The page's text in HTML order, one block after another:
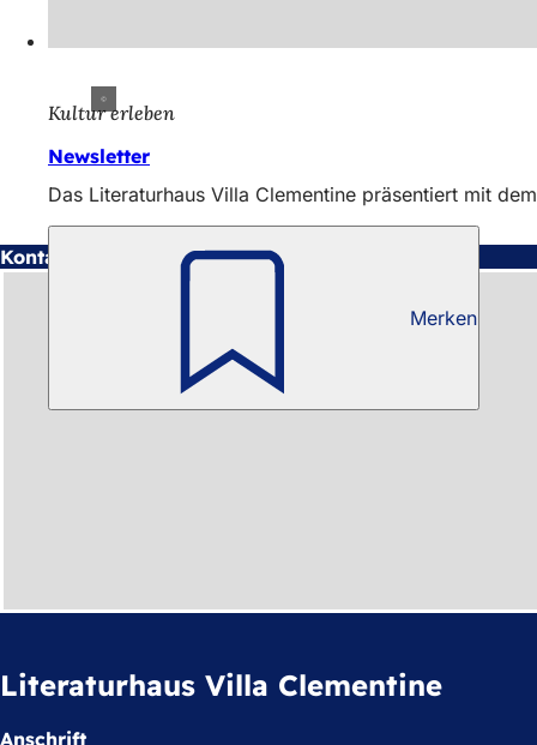
Kultur erleben
Newsletter
Das Literaturhaus Villa Clementine präsentiert mit
Merken
Kontakt
Literaturhaus Villa Clementine
Anschrift